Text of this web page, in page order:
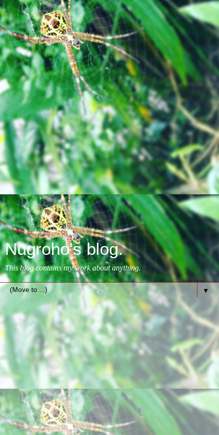
Nugroho's blog.
This blog contains my work about anything.
▼